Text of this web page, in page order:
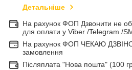
Детальніше
На рахунок ФОП Дзвонити не
для оплати у Viber /Telegram /
На рахунок ФОП ЧЕКАЮ
замовлення
Післяплата "Нова пошта" (100